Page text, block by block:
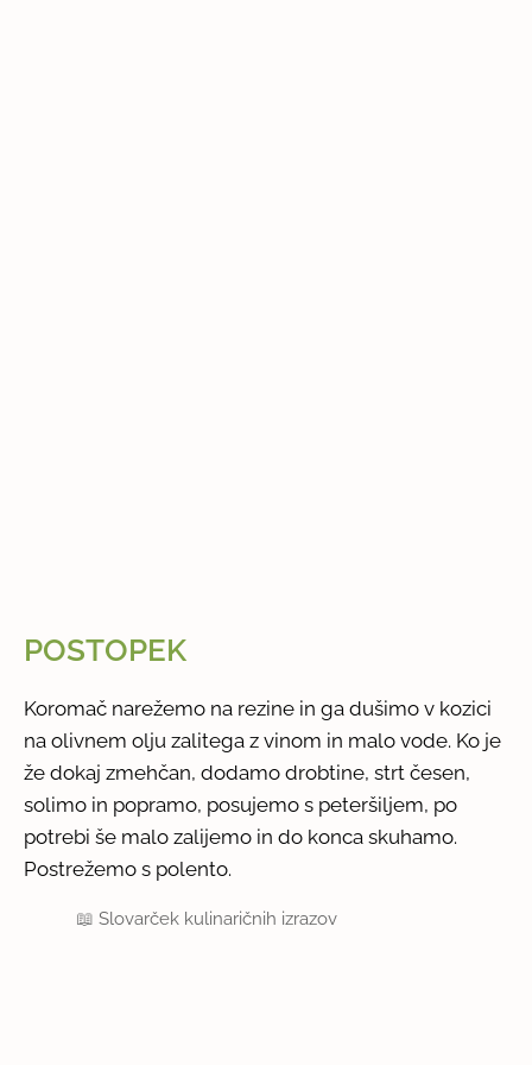
POSTOPEK
Koromač narežemo na rezine in ga dušimo v kozici
na olivnem olju zalitega z vinom in malo vode. Ko je
že dokaj zmehčan, dodamo drobtine, strt česen,
solimo in popramo, posujemo s peteršiljem, po
potrebi še malo zalijemo in do konca skuhamo.
Postrežemo s polento.
📖Slovarček kulinaričnih izrazov